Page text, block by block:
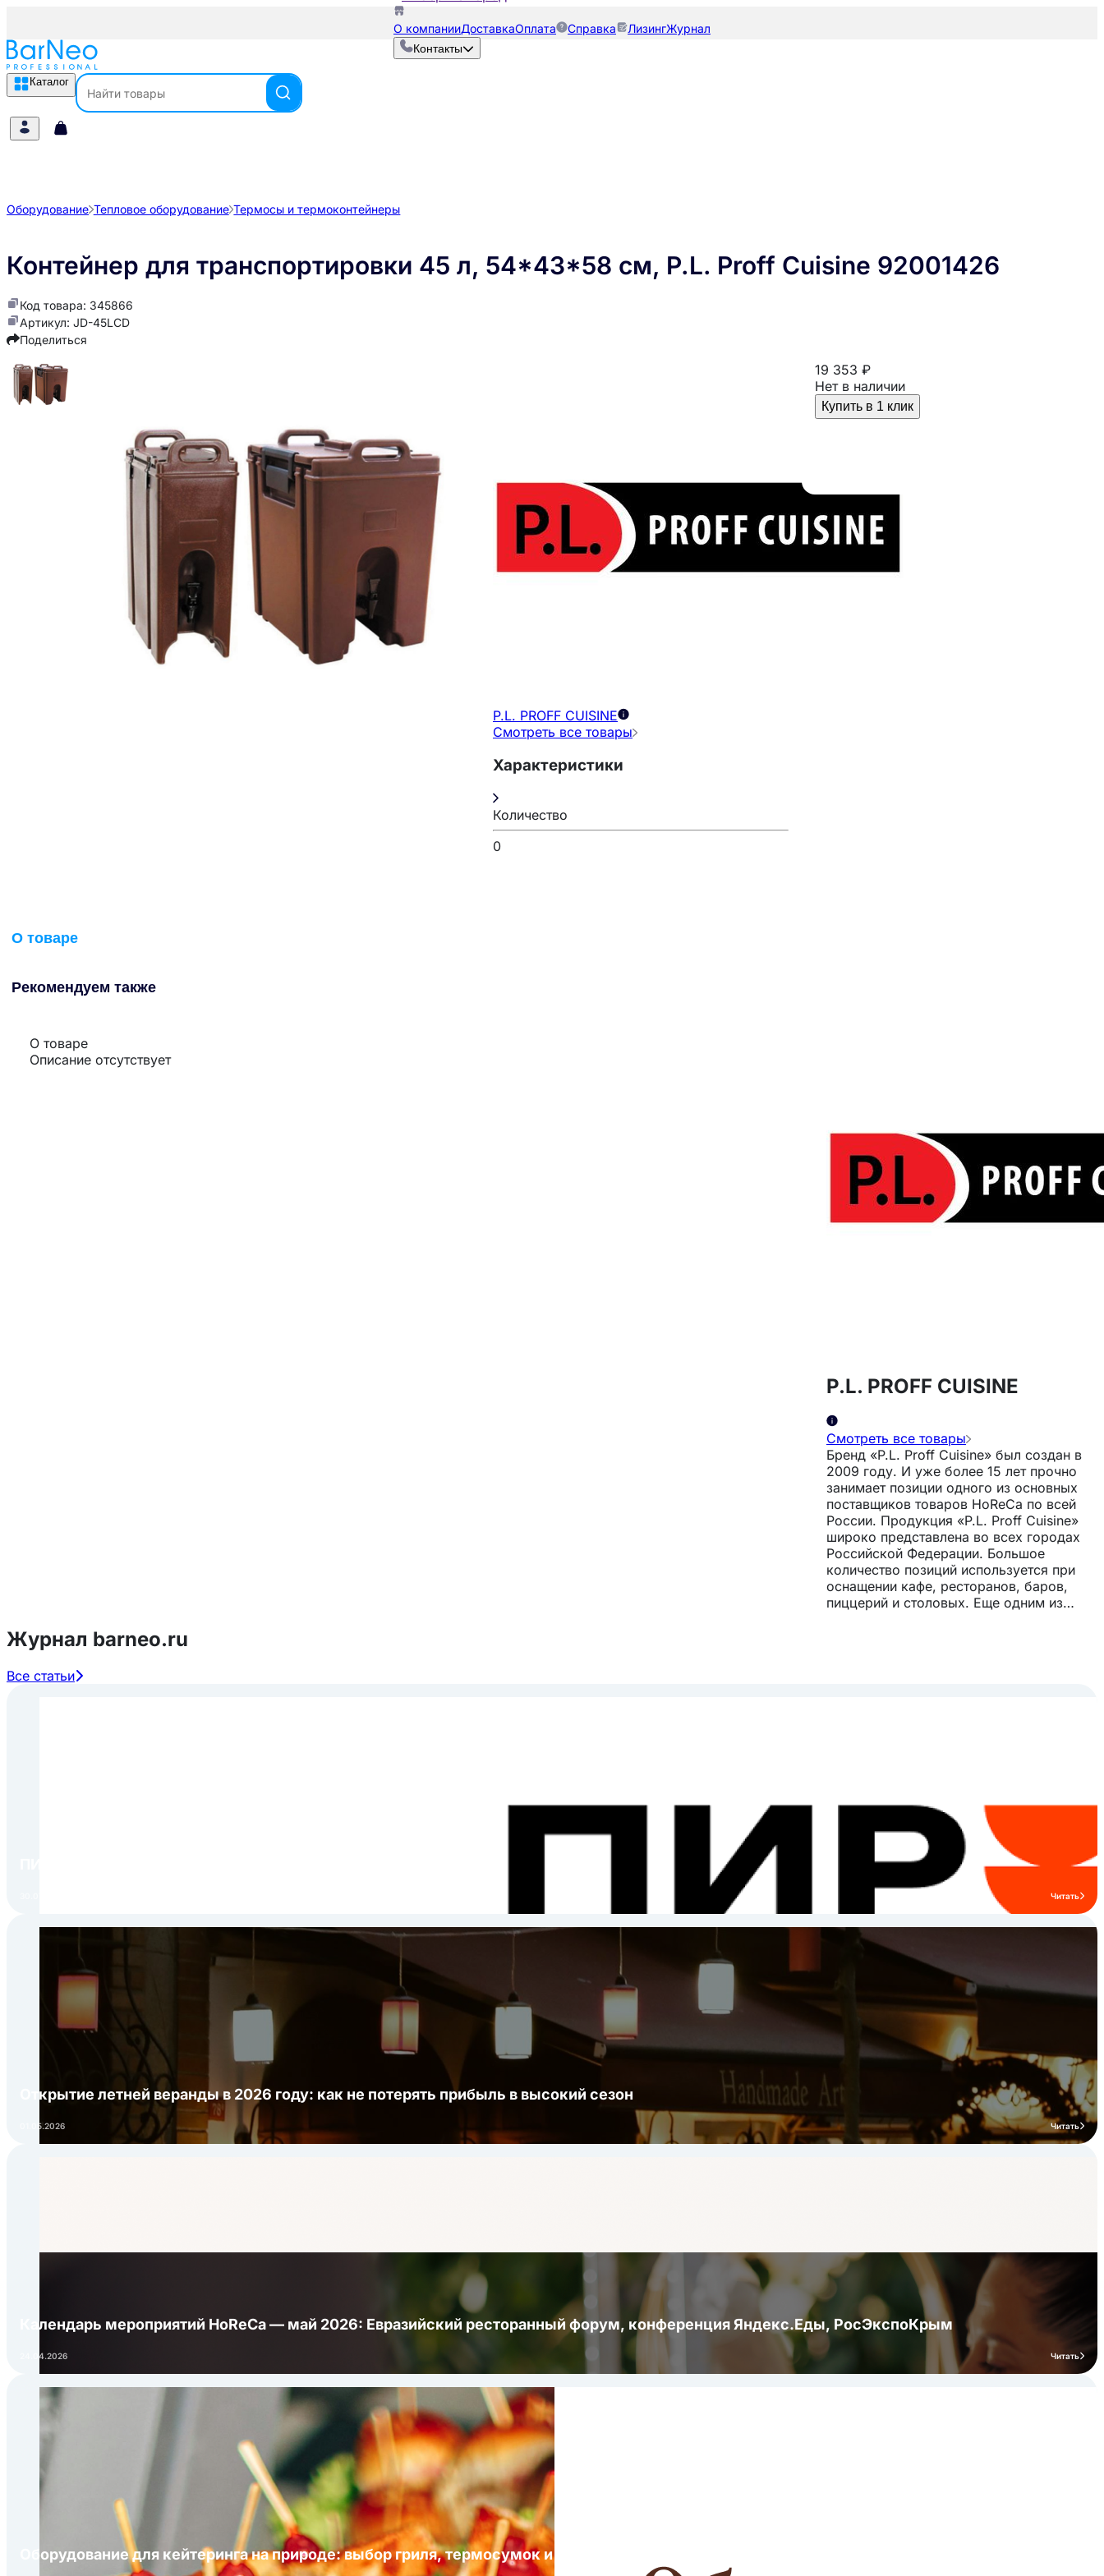
О компанииДоставкаОплата Справка ЛизингЖурнал
Контакты
Каталог
Оборудование Тепловое оборудование Термосы и термоконтейнеры
Контейнер для транспортировки 45 л, 54*43*58 см, P.L. Proff Cuisine 92001426
Код товара: 345866
Артикул: JD-45LCD
Поделиться
P.L. PROFF CUISINE
Смотреть все товары
Характеристики
Количество
0
19 353 ₽
Нет в наличии
Купить в 1 клик
О товаре
Рекомендуем также
О товаре
Описание отсутствует
P.L. PROFF CUISINE
Смотреть все товары
Бренд «P.L. Proff Cuisine» был создан в
2009 году. И уже более 15 лет прочно
занимает позиции одного из основных
поставщиков товаров HoReCa по всей
России. Продукция «P.L. Proff Cuisine»
широко представлена во всех городах
Российской Федерации. Большое
количество позиций используется при
оснащении кафе, ресторанов, баров,
пиццерий и столовых. Еще одним из
Журнал barneo.ru
Все статьи
Читать
Открытие летней веранды в 2026 году: как не потерять прибыль в высокий сезон
01.05.2026 Читать
Календарь мероприятий HoReCa — май 2026: Евразийский ресторанный форум, конференция Яндекс.Еды, РосЭкспоКрым
24.04.2026 Читать
Оборудование для кейтеринга на природе: выбор гриля, термосумок и посуды для выездных мероприятий